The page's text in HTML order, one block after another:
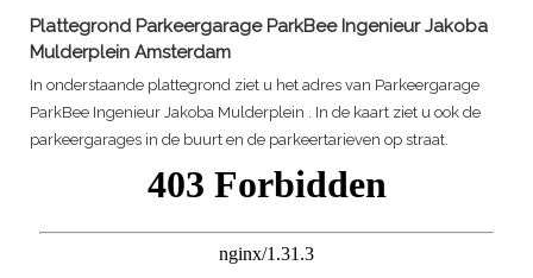
Plattegrond Parkeergarage ParkBee Ingenieur Jakoba
Mulderplein Amsterdam
In onderstaande plattegrond ziet u het adres van Parkeergarage
ParkBee Ingenieur Jakoba Mulderplein
. In de kaart ziet u ook de
parkeergarages in de buurt en de parkeertarieven op straat.